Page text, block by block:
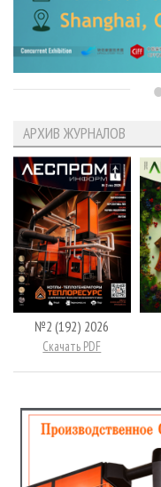
АРХИВ ЖУРНАЛОВ
№2 (192) 2026
Скачать PDF